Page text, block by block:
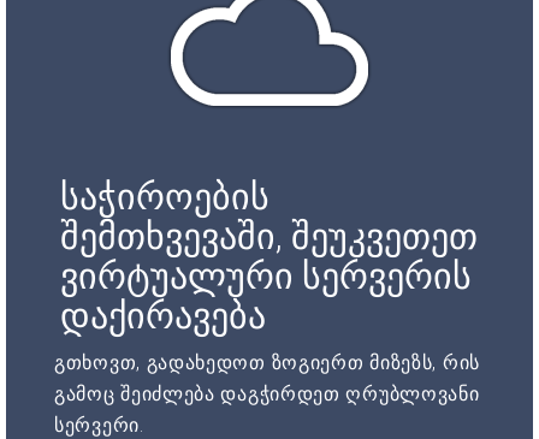
საჭიროების
შემთხვევაში, შეუკვეთეთ
ვირტუალური სერვერის
დაქირავება
გთხოვთ, გადახედოთ ზოგიერთ მიზეზს, რის
გამოც შეიძლება დაგჭირდეთ ღრუბლოვანი
სერვერი.